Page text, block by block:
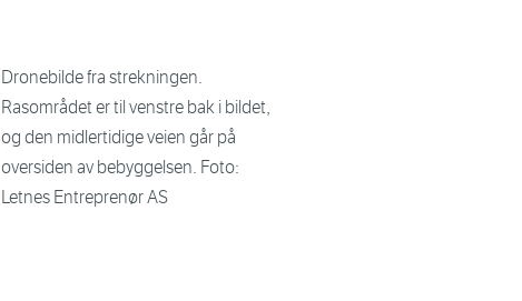
Dronebilde fra strekningen.
Rasområdet er til venstre bak i bildet,
og den midlertidige veien går på
oversiden av bebyggelsen. Foto:
Letnes Entreprenør AS